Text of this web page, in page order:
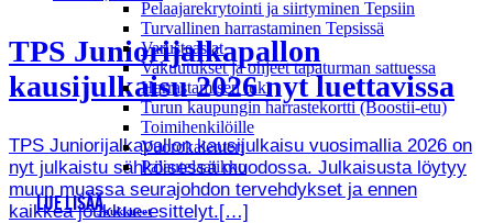
Pelaajarekrytointi ja siirtyminen Tepsiin
Turvallinen harrastaminen Tepsissä
Varusteasiat
Vakuutukset ja ohjeet tapaturman sattuessa
Harrastamisen tuki
Turun kaupungin harrastekortti (Boostii-etu)
Toimihenkilöille
Vuorokalenteri
Palautelaatikko
Joukkueet
TPS Juniorijalkapallon
kausijulkaisu 2026 nyt luettavissa
TPS Juniorijalkapallon kausijulkaisu vuosimallia 2026 on
nyt julkaistu sähköisessä muodossa. Julkaisusta löytyy
muun muassa seurajohdon tervehdykset ja ennen
kaikkea joukkue-esittelyt.[…]
LUE LISÄÄ